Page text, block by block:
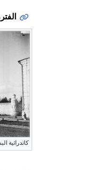
كاتدرائية